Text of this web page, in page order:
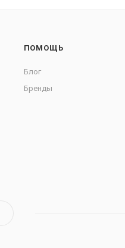
ПОМОЩЬ
Блог
Бренды